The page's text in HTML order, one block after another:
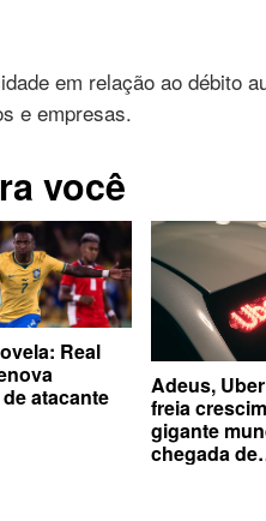
em relação ao débito
e empresas.
você
Real
atacante
Adeus,
freia
gigante
chegada de